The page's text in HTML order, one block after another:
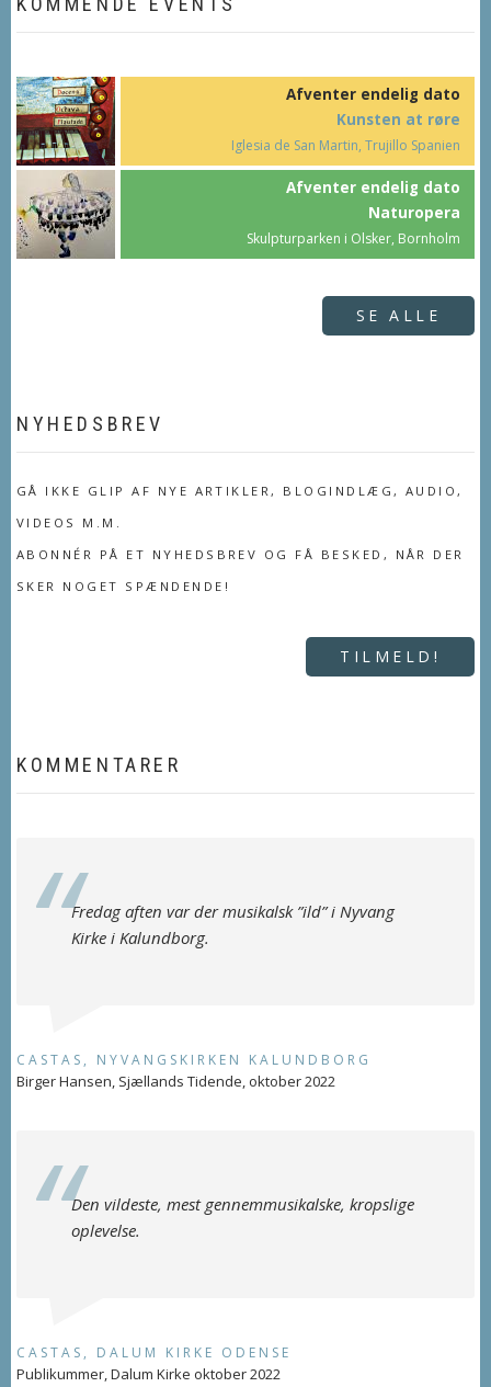
Afventer endelig dato
Kunsten at røre
Iglesia de San Martin, Trujillo Spanien
Afventer endelig dato
Naturopera
Skulpturparken i Olsker, Bornholm
SE ALLE
NYHEDSBREV
GÅ IKKE GLIP AF NYE ARTIKLER, BLOGINDLÆG, AUDIO,
VIDEOS M.M.
ABONNÉR PÅ ET NYHEDSBREV OG FÅ BESKED, NÅR DER
SKER NOGET SPÆNDENDE!
TILMELD!
KOMMENTARER
Fredag aften var der musikalsk ”ild” i Nyvang
Kirke i Kalundborg.
CASTAS, NYVANGSKIRKEN KALUNDBORG
Birger Hansen, Sjællands Tidende, oktober 2022
Den vildeste, mest gennemmusikalske, kropslige
oplevelse.
CASTAS, DALUM KIRKE ODENSE
Publikummer, Dalum Kirke oktober 2022